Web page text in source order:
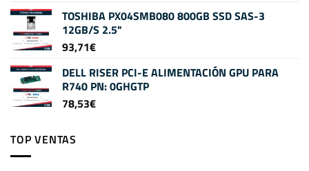
TOSHIBA PX04SMB080 800GB SSD SAS-3
12GB/S 2.5"
93,71€
DELL RISER PCI-E ALIMENTACIÓN GPU PARA
R740 PN: 0GHGTP
78,53€
TOP VENTAS